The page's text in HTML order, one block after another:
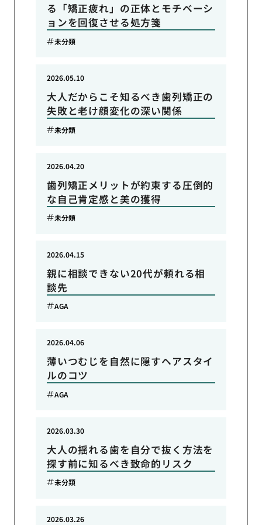
る「矯正疲れ」の正体とモチベーシ
ョンを回復させる処方箋
未分類
大人だからこそ知るべき歯列矯正の
失敗と老け顔変化の深い関係
2026.05.10
未分類
歯列矯正メリットが約束する圧倒的
な自己肯定感と美の獲得
2026.04.20
未分類
親に相談できない20代が頼れる相
談先
2026.04.15
AGA
薄いつむじを自然に隠すヘアスタイ
ルのコツ
2026.04.06
AGA
大人の揺れる歯を自分で抜く方法を
探す前に知るべき致命的リスク
2026.03.30
未分類
2026.03.26